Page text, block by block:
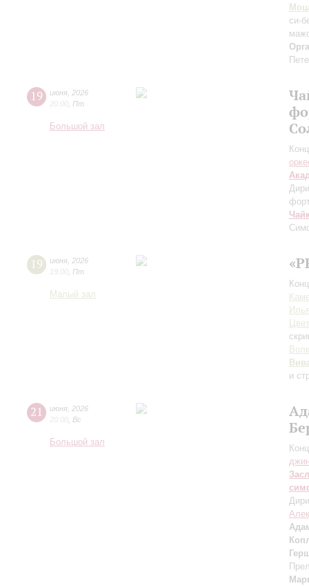
си-
19 июня 2026
20:00 Пт
Большой зал
19 июня 2026
19:00 Пт
Малый зал
и
21 июня 2026
20:00 Вс
Большой зал